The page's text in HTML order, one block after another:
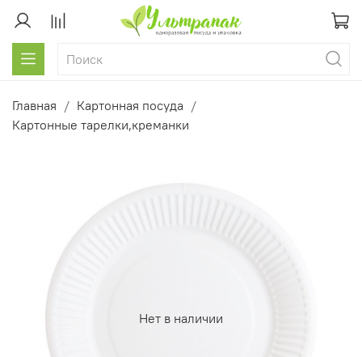
Главная
Картонная посуда
Картонные тарелки,креманки
Нет в наличии